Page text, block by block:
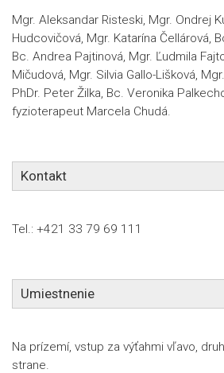
Mgr. Aleksandar Risteski, Mgr. Ondrej
Hudcovičová, Mgr. Katarína Čellárová,
Bc. Andrea Pajtinová, Mgr. Ľudmila
Mičudová, Mgr. Silvia Gallo-Lišková,
PhDr. Peter Žilka, Bc. Veronika
fyzioterapeut Marcela Chudá.
Kontakt
Tel.: +421 33 79 69 111
Umiestnenie
Na prízemí, vstup za výťahmi vľavo,
strane.